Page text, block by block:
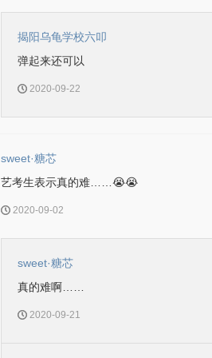
揭阳乌龟学校六叩
弹起来还可以
2020-09-22
sweet·糖芯
艺考生表示真的难……😭😭
2020-09-02
sweet·糖芯
真的难啊……
2020-09-21